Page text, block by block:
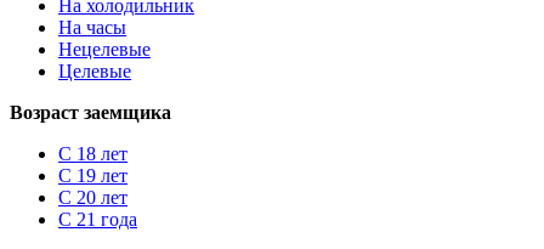
На холодильник
На часы
Нецелевые
Целевые
Возраст заемщика
С 18 лет
С 19 лет
С 20 лет
С 21 года